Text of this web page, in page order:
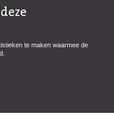
te maken waarmee de